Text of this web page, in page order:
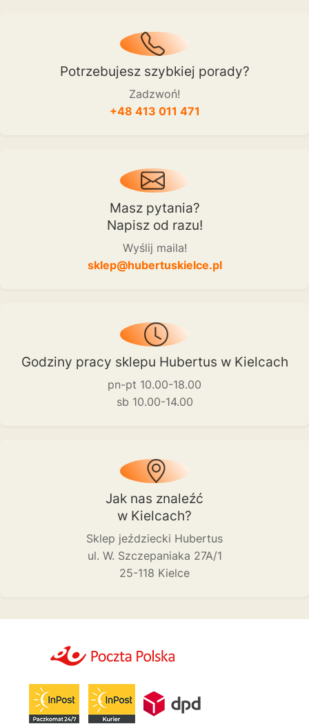
Potrzebujesz szybkiej porady?
Zadzwoń!
+48 413 011 471
Masz pytania?
Napisz od razu!
Wyślij maila!
sklep@hubertuskielce.pl
Godziny pracy sklepu Hubertus w Kielcach
pn-pt 10.00-18.00
sb 10.00-14.00
Jak nas znaleźć
w Kielcach?
Sklep jeździecki Hubertus
ul. W. Szczepaniaka 27A/1
25-118 Kielce